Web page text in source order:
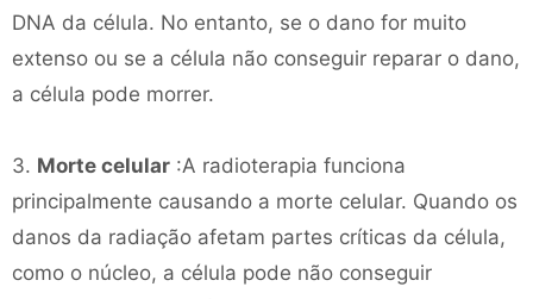
DNA da célula. No entanto, se o dano for muito
extenso ou se a célula não conseguir reparar o dano,
a célula pode morrer.
3. Morte celular :A radioterapia funciona
principalmente causando a morte celular. Quando os
danos da radiação afetam partes críticas da célula,
como o núcleo, a célula pode não conseguir